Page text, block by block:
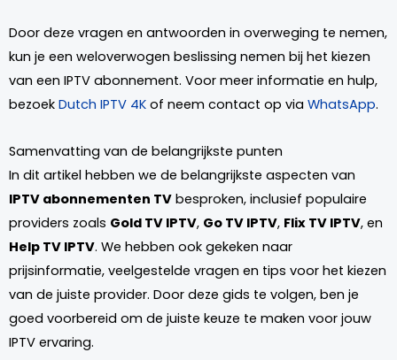
Door deze vragen en antwoorden in overweging te nemen,
kun je een weloverwogen beslissing nemen bij het kiezen
van een IPTV abonnement. Voor meer informatie en hulp,
bezoek Dutch IPTV 4K of neem contact op via WhatsApp.
Samenvatting van de belangrijkste punten
In dit artikel hebben we de belangrijkste aspecten van
IPTV abonnementen TV besproken, inclusief populaire
providers zoals Gold TV IPTV, Go TV IPTV, Flix TV IPTV, en
Help TV IPTV. We hebben ook gekeken naar
prijsinformatie, veelgestelde vragen en tips voor het kiezen
van de juiste provider. Door deze gids te volgen, ben je
goed voorbereid om de juiste keuze te maken voor jouw
IPTV ervaring.